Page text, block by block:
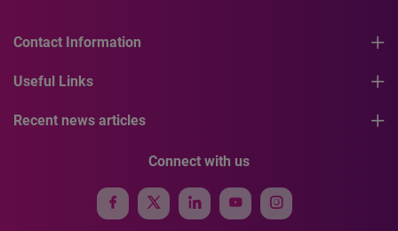
Contact Information
Useful Links
Recent news articles
Connect with us